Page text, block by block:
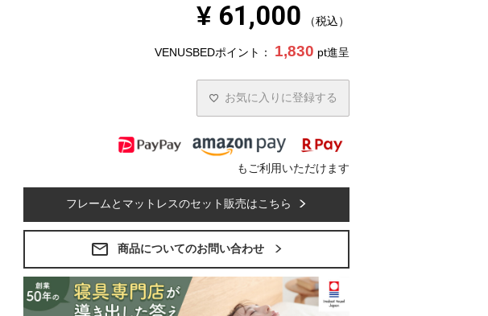
¥ 61,000 税込
VENUSBEDポイント： 1,830 pt進呈
お気に入りに登録する
もご利用いただけます
フレームとマットレスのセット販売はこちら
商品についてのお問い合わせ